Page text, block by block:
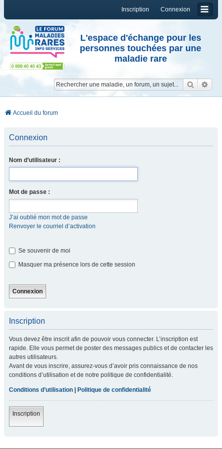
Connexion
Inscription
L'espace d'échange pour les
personnes touchées par une
maladie rare
Accueil du forum
Connexion
Nom d’utilisateur :
Mot de passe :
J’ai oublié mon mot de passe
Renvoyer le courriel d’activation
Se souvenir de moi
Masquer ma présence lors de cette session
Inscription
Vous devez être inscrit afin de pouvoir vous connecter. L’inscription est
rapide. Elle vous permet de poster des messages publics et de contacter les
autres utilisateurs.
Avant de vous inscrire, assurez-vous d’avoir pris connaissance de nos
conditions d’utilisation et de notre politique de confidentialité.
Conditions d’utilisation Politique de confidentialité
Inscription